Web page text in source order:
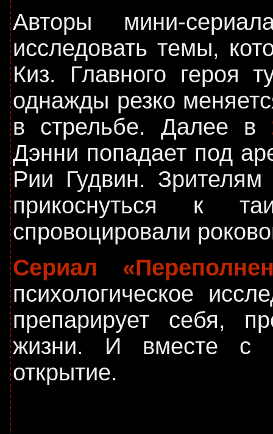
Авторы мини-
исследовать темы,
Киз. Главного героя
однажды резко
в стрельбе. Далее в
Дэнни попадает под
Рии Гудвин. Зрителям
прикоснуться к
спровоцировали
Сериал
психологическое
препарирует себя,
жизни. И вместе с
открытие.